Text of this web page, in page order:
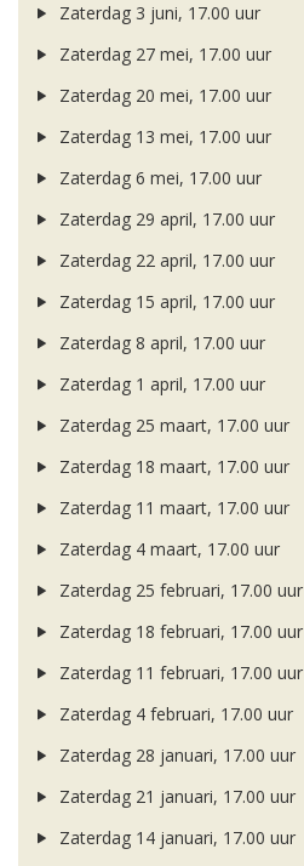
Zaterdag 3 juni, 17.00 uur
Zaterdag 27 mei, 17.00 uur
Zaterdag 20 mei, 17.00 uur
Zaterdag 13 mei, 17.00 uur
Zaterdag 6 mei, 17.00 uur
Zaterdag 29 april, 17.00 uur
Zaterdag 22 april, 17.00 uur
Zaterdag 15 april, 17.00 uur
Zaterdag 8 april, 17.00 uur
Zaterdag 1 april, 17.00 uur
Zaterdag 25 maart, 17.00 uur
Zaterdag 18 maart, 17.00 uur
Zaterdag 11 maart, 17.00 uur
Zaterdag 4 maart, 17.00 uur
Zaterdag 25 februari, 17.00 uur
Zaterdag 18 februari, 17.00 uur
Zaterdag 11 februari, 17.00 uur
Zaterdag 4 februari, 17.00 uur
Zaterdag 28 januari, 17.00 uur
Zaterdag 21 januari, 17.00 uur
Zaterdag 14 januari, 17.00 uur